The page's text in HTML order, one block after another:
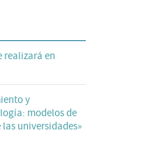
realizará en
y
modelos de
universidades»